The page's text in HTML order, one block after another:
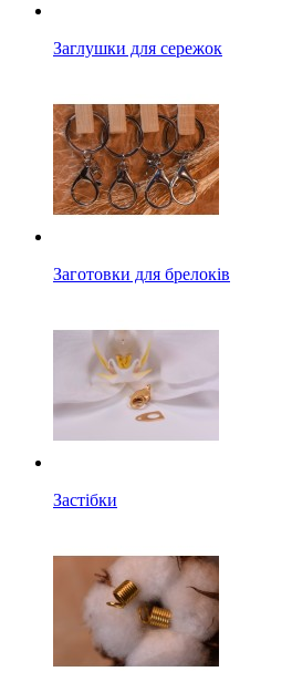
Заглушки для сережок
Заготовки для брелоків
Застібки